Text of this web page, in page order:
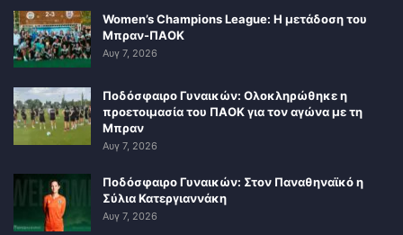
Women’s Champions League: Η μετάδοση του
Μπραν-ΠΑΟΚ
Αυγ 7, 2026
Ποδόσφαιρο Γυναικών: Ολοκληρώθηκε η
προετοιμασία του ΠΑΟΚ για τον αγώνα με τη
Μπραν
Αυγ 7, 2026
Ποδόσφαιρο Γυναικών: Στον Παναθηναϊκό η
Σύλια Κατεργιαννάκη
Αυγ 7, 2026